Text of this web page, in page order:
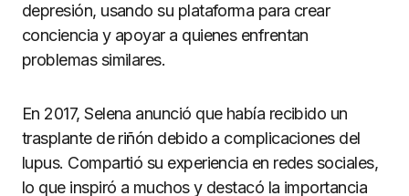
depresión, usando su plataforma para crear
conciencia y apoyar a quienes enfrentan
problemas similares.
En 2017, Selena anunció que había recibido un
trasplante de riñón debido a complicaciones del
lupus. Compartió su experiencia en redes sociales,
lo que inspiró a muchos y destacó la importancia